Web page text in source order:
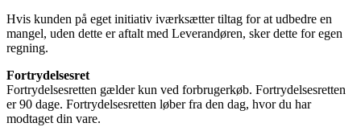
Hvis kunden på eget initiativ iværksætter tiltag for at udbedre en
mangel, uden dette er aftalt med Leverandøren, sker dette for egen
regning.
Fortrydelsesret
Fortrydelsesretten gælder kun ved forbrugerkøb. Fortrydelsesretten
er 90 dage. Fortrydelsesretten løber fra den dag, hvor du har
modtaget din vare.